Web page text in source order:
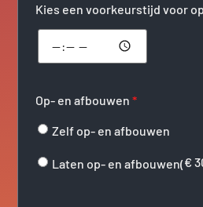
Kies een voorkeurstijd voor
Op- en afbouwen *
Zelf op- en afbouwen
Laten op- en afbouwen(€